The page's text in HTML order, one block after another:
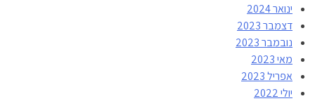
ינואר 2024
דצמבר 2023
נובמבר 2023
מאי 2023
אפריל 2023
יולי 2022